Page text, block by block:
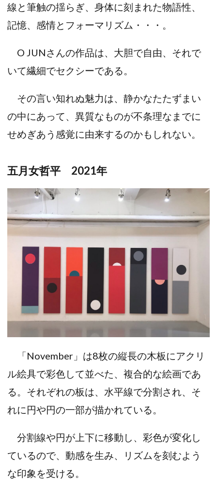
線と筆触の揺らぎ、身体に刻まれた物語性、
記憶、感情とフォーマリズム・・・。
O JUNさんの作品は、大胆で自由、それで
いて繊細でセクシーである。
その言い知れぬ魅力は、静かなたたずまい
の中にあって、異質なものが不条理なまでに
せめぎあう感覚に由来するのかもしれない。
五月女哲平 2021年
「November」は8枚の縦長の木板にアクリ
ル絵具で彩色して並べた、複合的な絵画であ
る。それぞれの板は、水平線で分割され、そ
れに円や円の一部が描かれている。
分割線や円が上下に移動し、彩色が変化し
ているので、動感を生み、リズムを刻むよう
な印象を受ける。